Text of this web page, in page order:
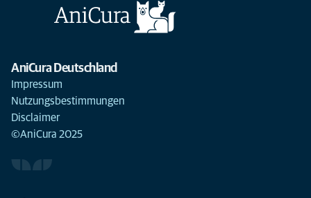
AniCura Deutschland
Impressum
Nutzungsbestimmungen
Disclaimer
©AniCura 2025